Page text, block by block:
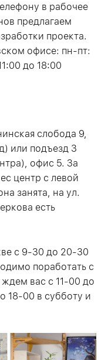
в рабочее
предлагаем
проекта.
офисе: пн-пт:
до 18:00
слобода 9,
или подъезд 3
офис 5. За
центр с левой
занята, на ул.
есть
с 9-30 до 20-30
поработать с
вас с 11-00 до
18-00 в субботу и